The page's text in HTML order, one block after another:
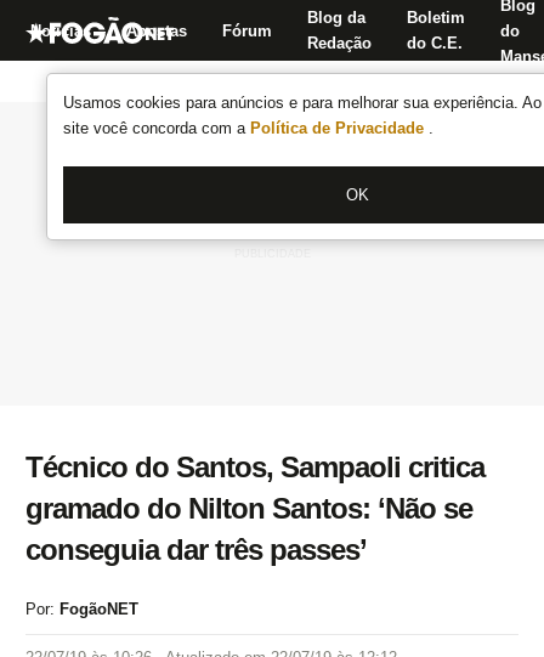
Usamos cookies para anúncios e para melhorar sua experiência.
site você concorda com a Política de Privacidade .
OK
Notícias Apostas Fórum
Blog da
Redação
Boletim
do C.E.
Blog
do
Técnico do Santos, Sampaoli critica
gramado do Nilton Santos: ‘Não se
conseguia dar três passes’
Por: FogãoNET